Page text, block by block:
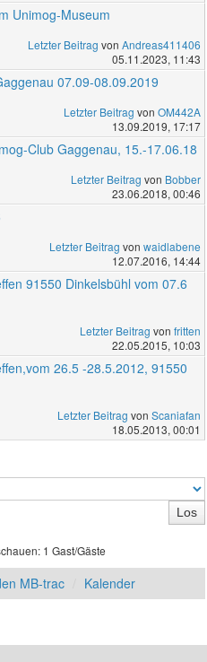
Unimog-Museum
Letzter Beitrag von Andreas411406
05.11.2023, 11:43
07.09-08.09.2019
Letzter Beitrag von OM442A
13.09.2019, 17:17
Club Gaggenau, 15.-17.06.18
Letzter Beitrag von Bobber
23.06.2018, 00:46
Letzter Beitrag von waidlabene
12.07.2016, 14:44
91550 Dinkelsbühl vom 07.6
Letzter Beitrag von fritten
22.05.2015, 10:03
26.5 -28.5.2012, 91550
Letzter Beitrag von Scaniafan
18.05.2013, 00:01
1 Gast/Gäste
MB-trac Kalender